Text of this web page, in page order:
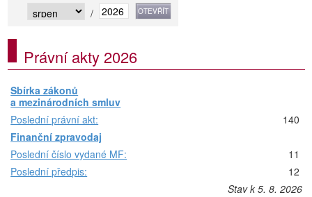
/
Právní akty 2026
Sbírka zákonů
a mezinárodních smluv
Poslední právní akt:
140
Finanční zpravodaj
Poslední číslo vydané MF:
11
Poslední předpis:
12
Stav k 5. 8. 2026